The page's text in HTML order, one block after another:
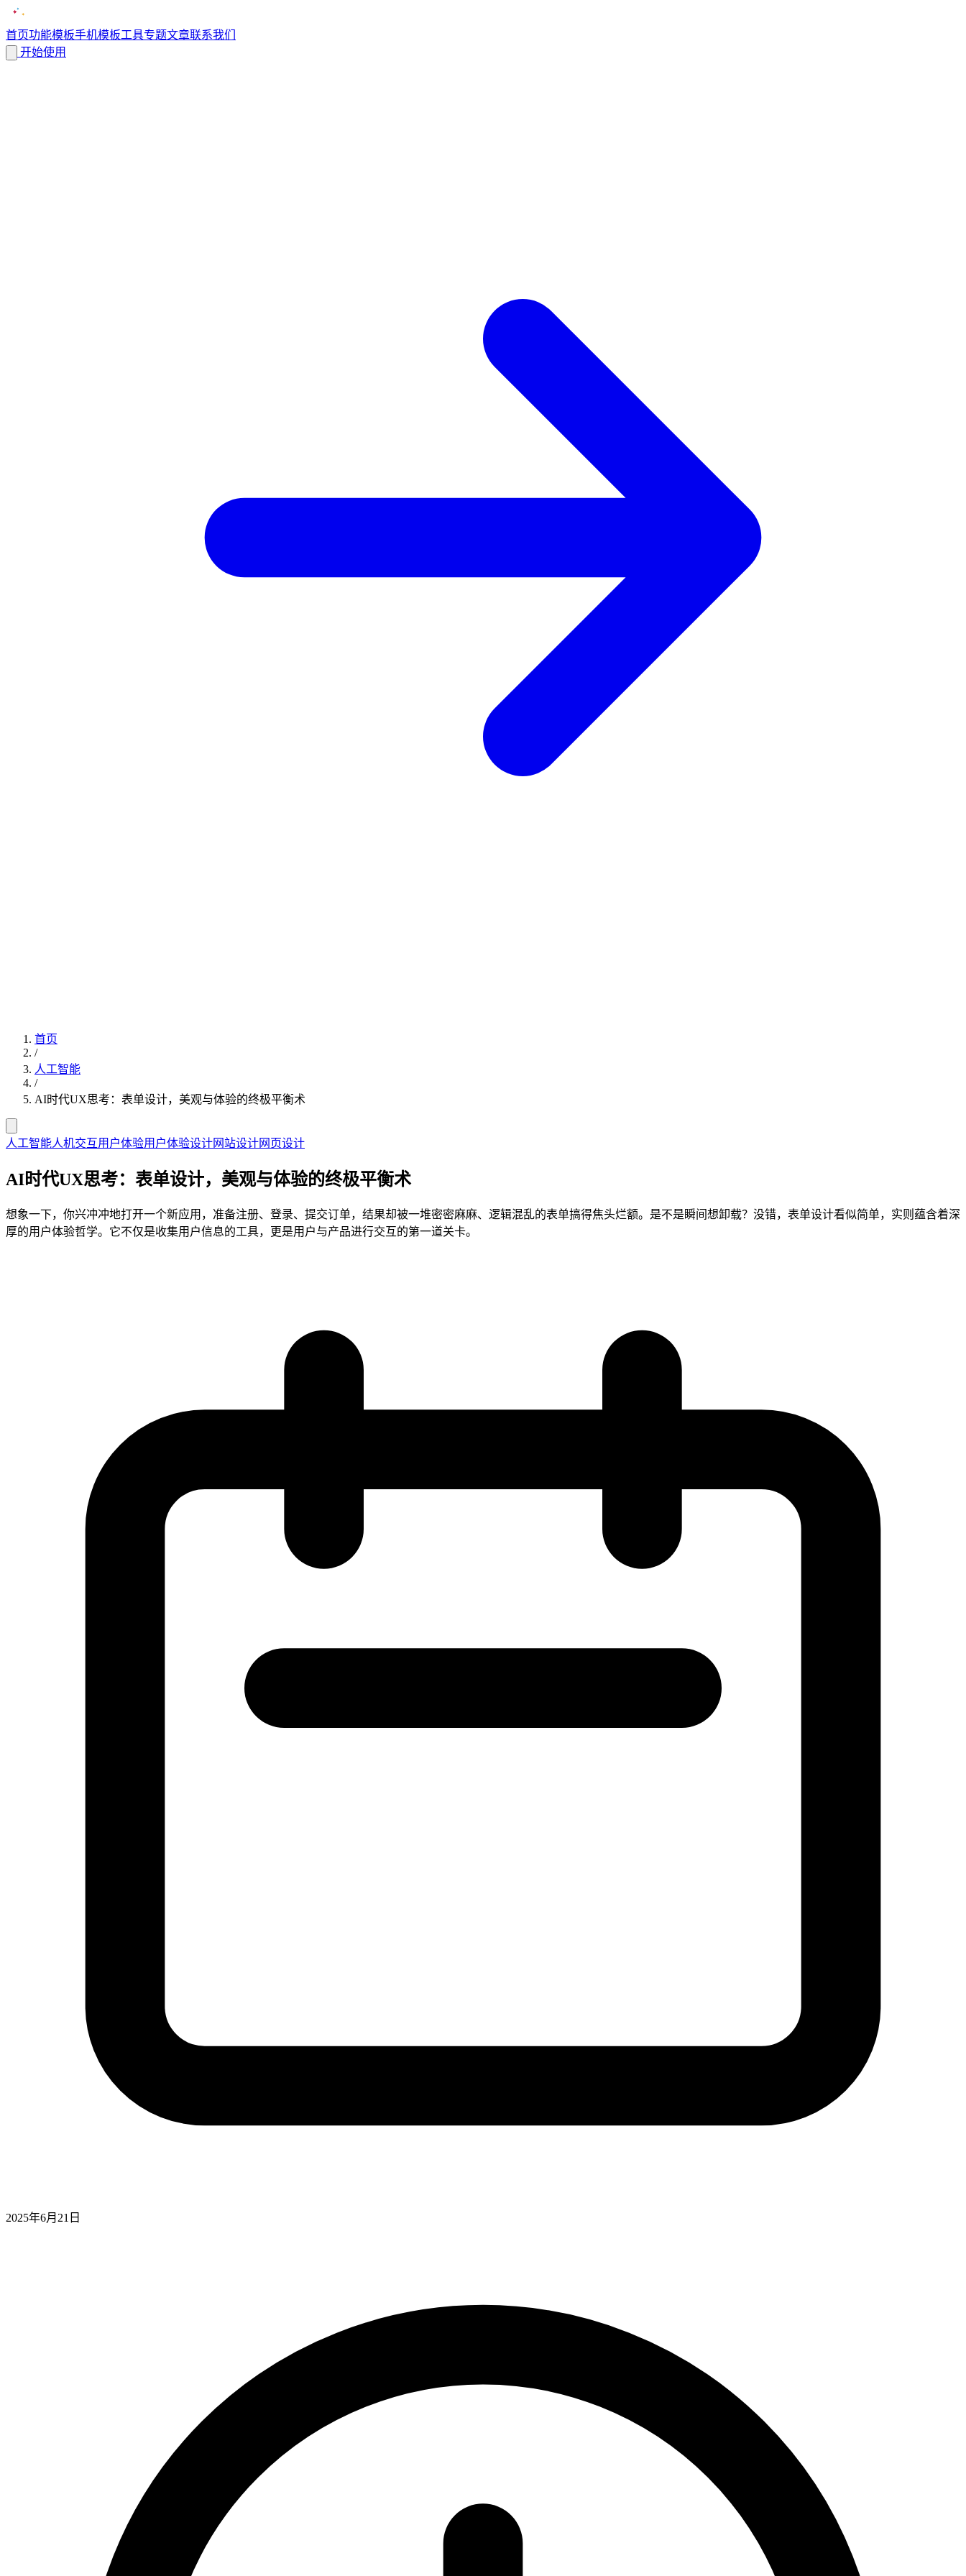
首页功能模板手机模板工具专题文章联系我们
开始使用
首页
/
人工智能
/
AI时代UX思考：表单设计，美观与体验的终极平衡术
人工智能人机交互用户体验用户体验设计网站设计网页设计
AI时代UX思考：表单设计，美观与体验的终极平衡术
想象一下，你兴冲冲地打开一个新应用，准备注册、登录、提交订单，结果却被一堆密密麻麻、逻辑混乱的表单搞得焦头烂额。是不是瞬间想卸载？没错，表单设计看似简单，实则蕴含着深
厚的用户体验哲学。它不仅是收集用户信息的工具，更是用户与产品进行交互的第一道关卡。
2025年6月21日